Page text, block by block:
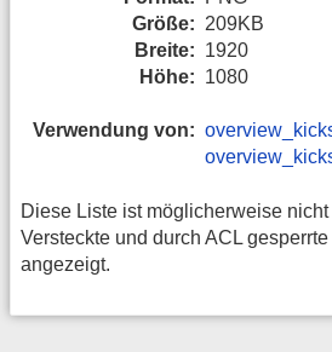
Größe: 209KB
Breite: 1920
Höhe: 1080
Verwendung von:
Diese Liste ist möglicherweise
Versteckte und durch ACL
angezeigt.